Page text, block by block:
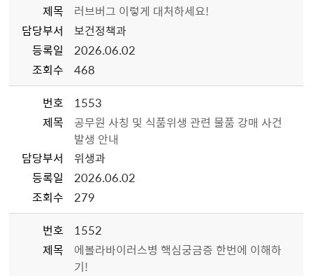
제목
러브버그 이렇게 대처하세요!
담당부서
보건정책과
등록일
2026.06.02
조회수
468
번호
1553
제목
공무원 사칭 및 식품위생 관련 물품 강매 사건
발생 안내
담당부서
위생과
등록일
2026.06.02
조회수
279
번호
1552
제목
에볼라바이러스병 핵심궁금증 한번에 이해하
기!